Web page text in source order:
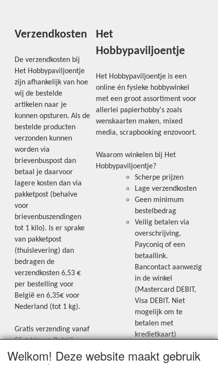
Verzendkosten
De verzendkosten bij
Het Hobbypaviljoentje
zijn afhankelijk van hoe
wij de bestelde
artikelen naar je
kunnen opsturen. Als de
bestelde producten
verzonden kunnen
worden via
brievenbuspost dan
betaal je daarvoor
lagere kosten dan via
pakketpost (behalve
voor
brievenbuszendingen
tot 1 kilo). Is er sprake
van pakketpost
(thuislevering) dan
bedragen de
verzendkosten 6,53 €
per bestelling voor
België en 6,35€ voor
Nederland (tot 1 kg).
Gratis verzending vanaf
55 € binnen België.
Gratis verzending vanaf
65 € naar Nederland.
Het
Hobbypaviljoentje
Het Hobbypaviljoentje is een
online én fysieke hobbywinkel
met een groot assortiment voor
allerlei papierhobby's zoals
wenskaarten maken, mixed
media, scrapbooking enzovoort.
Waarom winkelen bij Het
Hobbypaviljoentje?
Scherpe prijzen
Lage verzendkosten
Geen minimum
bestelbedrag
Veilig betalen via
overschrijving,
Payconiq of een
betaallink.
Bancontact aanwezig
in de winkel
(Mastercard DEBIT,
Visa DEBIT. Niet
mogelijk om te
betalen met
kredietkaart)
Blijf op de hoogte van de laatste
Welkom! Deze website maakt gebruik